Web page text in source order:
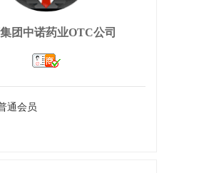
团中诺药业OTC公司
通会员